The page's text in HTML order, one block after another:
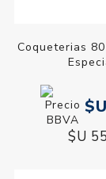
Coqueterias
$U